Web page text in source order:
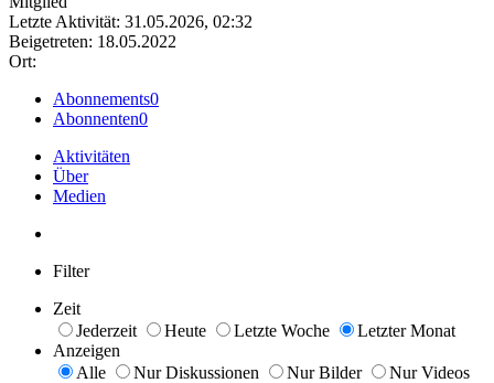
Letzte Aktivität: 31.05.2026, 02:32
Beigetreten: 18.05.2022
Ort:
Abonnements0
Abonnenten0
Aktivitäten
Über
Medien
Filter
Zeit
Jederzeit
Heute Letzte Woche
Letzter Monat
Anzeigen
Alle
Nur Diskussionen Nur Bilder
Nur Videos